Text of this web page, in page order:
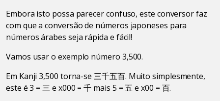
Embora isto possa parecer confuso, este conversor faz
com que a conversão de números japoneses para
números árabes seja rápida e fácil!
Vamos usar o exemplo número 3,500.
Em Kanji 3,500 torna-se 三千五百. Muito simplesmente,
este é 3 = 三 e x000 = 千 mais 5 = 五 e x00 = 百.